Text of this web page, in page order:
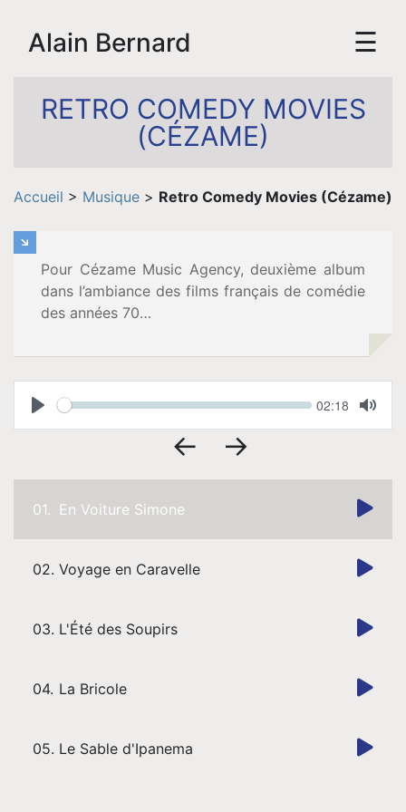
Biographie
Vidéos
Tournée
Espace
Pro
Musique
Contact
Alain Bernard ☰
RETRO COMEDY MOVIES
(CÉZAME)
Accueil > Musique > Retro Comedy Movies (Cézame)
Pour Cézame Music Agency, deuxième album
dans l’ambiance des films français de comédie
des années 70…
Play
Seek Current
02:18
Mute
← →
01. En Voiture Simone
02. Voyage en Caravelle
03. L'Été des Soupirs
04. La Bricole
05. Le Sable d'Ipanema